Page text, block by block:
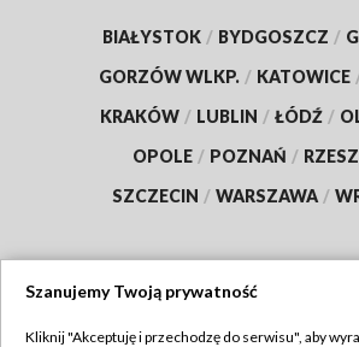
BIAŁYSTOK / BYDGOSZCZ /
GORZÓW WLKP. / KATOWICE
KRAKÓW / LUBLIN / ŁÓDŹ /
OPOLE / POZNAŃ /
SZCZECIN / WARSZAWA /
Szanujemy Twoją prywatność
Kliknij "Akceptuję i przechodzę do serwisu", aby